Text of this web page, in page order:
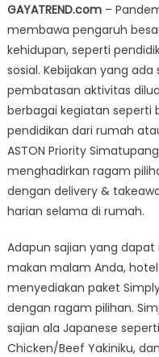
GAYATREND.com–
membawa pengaruh
kehidupan, seperti
sosial. Kebijakan yang
pembatasan aktivitas
berbagai kegiatan seperti
pendidikan dari rumah
ASTON Priority
menghadirkan ragam
dengan delivery &
harian selama di rumah.
Adapun sajian yang
makan malam Anda,
menyediakan paket
dengan ragam pilihan.
sajian ala Japanese
Chicken/Beef Yakiniku,